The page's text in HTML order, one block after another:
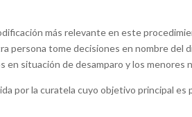
más relevante en este
persona tome decisiones en nombre del
en situación de desamparo y los
por la curatela cuyo objetivo principal es